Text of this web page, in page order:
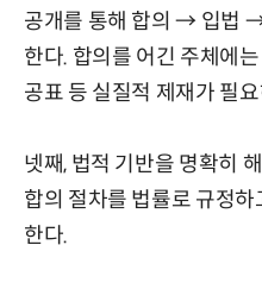
공개를 통해 합의 → 입법
한다. 합의를 어긴 주체에
공표 등 실질적 제재가 필
넷째, 법적 기반을 명확히
합의 절차를 법률로 규정
한다.